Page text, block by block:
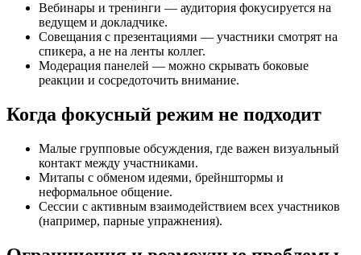
Вебинары и тренинги — аудитория фокусируется на
ведущем и докладчике.
Совещания с презентациями — участники смотрят на
спикера, а не на ленты коллег.
Модерация панелей — можно скрывать боковые
реакции и сосредоточить внимание.
Когда фокусный режим не подходит
Малые групповые обсуждения, где важен визуальный
контакт между участниками.
Митапы с обменом идеями, брейнштормы и
неформальное общение.
Сессии с активным взаимодействием всех участников
(например, парные упражнения).